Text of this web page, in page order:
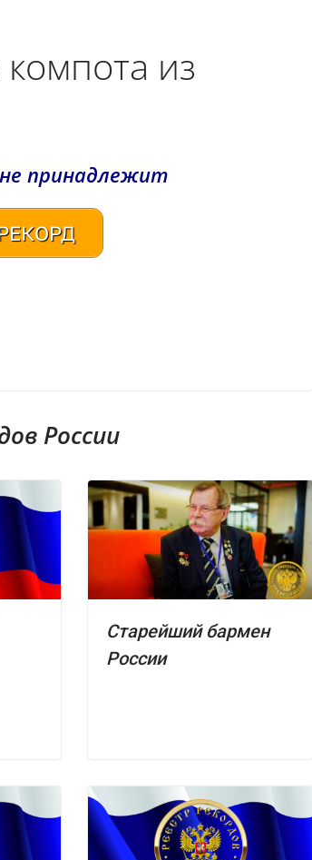
из
принадлежит
России
Старейший бармен
России